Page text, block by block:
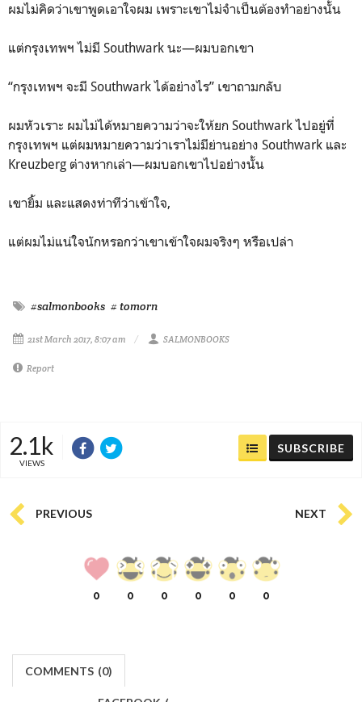
ผมไม่คิดว่าเขาพูดเอาใจผม เพราะเขาไม่จำเป็นต้องทำอย่างนั้น
แต่กรุงเทพฯ ไม่มี Southwark นะ—ผมบอกเขา
“กรุงเทพฯ จะมี Southwark ได้อย่างไร” เขาถามกลับ
ผมหัวเราะ ผมไม่ได้หมายความว่าจะให้ยก Southwark ไปอยู่ที่
กรุงเทพฯ แต่ผมหมายความว่าเราไม่มีย่านอย่าง Southwark และ
Kreuzberg ต่างหากเล่า—ผมบอกเขาไปอย่างนั้น
เขายิ้ม และแสดงท่าทีว่าเข้าใจ,
แต่ผมไม่แน่ใจนักหรอกว่าเขาเข้าใจผมจริงๆ หรือเปล่า
#salmonbooks # tomorn
21st March 2017, 8:07 am SALMONBOOKS
Report
2.1k
VIEWS
SUBSCRIBE
PREVIOUS NEXT
0 0 0 0 0 0
COMMENTS (0)